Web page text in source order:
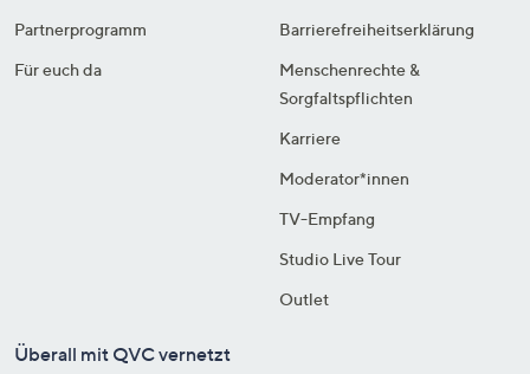
Partnerprogramm
Für euch da
Barrierefreiheitserklärung
Menschenrechte &
Sorgfaltspflichten
Karriere
Moderator*innen
TV-Empfang
Studio Live Tour
Outlet
Überall mit QVC vernetzt